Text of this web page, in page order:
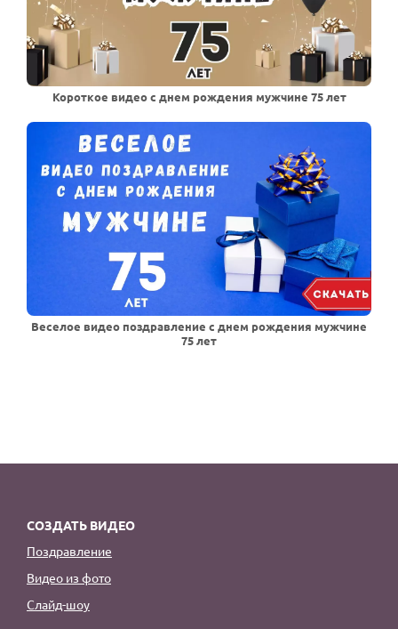
Короткое видео с днем рождения мужчине 75 лет
Веселое видео поздравление с днем рождения мужчине
75 лет
СОЗДАТЬ ВИДЕО
Поздравление
Видео из фото
Слайд-шоу